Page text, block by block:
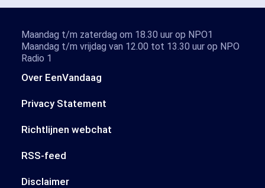
Over EenVandaag
Privacy Statement
Richtlijnen webchat
RSS-feed
Disclaimer
Maandag t/m zaterdag om 18.30 uur op NPO1
Maandag t/m vrijdag van 12.00 tot 13.30 uur op NPO
Radio 1